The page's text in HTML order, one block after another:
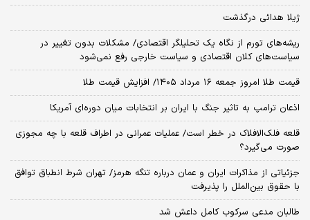
ژیلا هدائی درگذشت
ریشه‌های تورم از نگاه یک تحلیلگر اقتصادی/ مشکلات بدون تغییر در
سیاست‌های کلان اقتصادی و سیاست خارجی رفع نمی‌شود
قیمت طلا امروز جمعه ۱۶ مرداد ۱۴۰۵/ افزایش قیمت طلا
اذعان ترامپ به تاثیر جنگ با ایران بر انتخابات میان دوره‌ای آمریکا
قلعه فلک‌الافلاک در خطر است/ عملیات عمرانی در اطراف قلعه با چه مجوزی
صورت می‌گیرد؟
جزئیاتی از مذاکرات ایران و عمان درباره تنگه هرمز/ تهران شرط انطباق توافق
با حقوق بین‌الملل را پذیرفت
طالبان مدعی سرکوب کامل داعش شد